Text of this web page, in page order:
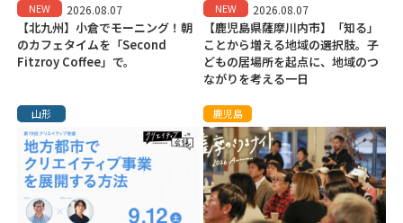
NEW 2026.08.07
【北九州】小倉でモーニング！朝
のカフェタイムを「Second
Fitzroy Coffee」で。
NEW 2026.08.07
【鹿児島県薩摩川内市】「知る」
ことから増える地域の選択肢。子
どもの居場所を起点に、地域のつ
ながりを考える一日
山形 鹿児島